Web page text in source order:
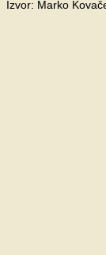
Izvor: Marko